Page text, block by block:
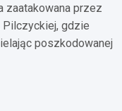
zaatakowana przez
Pilczyckiej, gdzie
poszkodowanej